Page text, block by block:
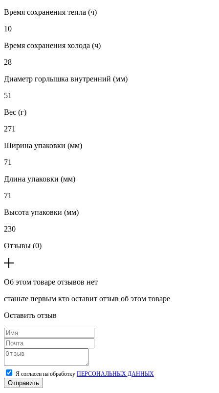
Время сохранения тепла (ч)
10
Время сохранения холода (ч)
28
Диаметр горлышка внутренний (мм)
51
Вес (г)
271
Ширина упаковки (мм)
71
Длина упаковки (мм)
71
Высота упаковки (мм)
230
Отзывы (0)
Об этом товаре отзывов нет
станьте первым кто оставит отзыв об этом товаре
Оставить отзыв
Я согласен на обработку ПЕРСОНАЛЬНЫХ ДАННЫХ
Отправить